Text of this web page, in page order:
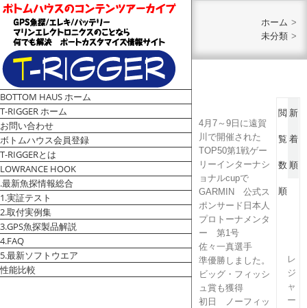
BOTTOM HAUS ホーム
T-RIGGER ホーム
お問い合わせ
ボトムハウス会員登録
T-RIGGERとは
LOWRANCE HOOK
.最新魚探情報総合
1.実証テスト
2.取付実例集
3.GPS魚探製品解説
4.FAQ
5.最新ソフトウエア
性能比較
ホーム >
未分類 >
4月7～9日に遠賀
川で開催された
TOP50第1戦ゲー
リーインターナシ
ョナルcupで
GARMIN 公式ス
ポンサード日本人
プロトーナメンタ
ー 第1号
佐々一真選手
準優勝しました。
ビッグ・フィッシ
ュ賞も獲得
初日 ノーフィッ
閲
覧
数
順
新
着
順
レ
ジ
ャ
ー